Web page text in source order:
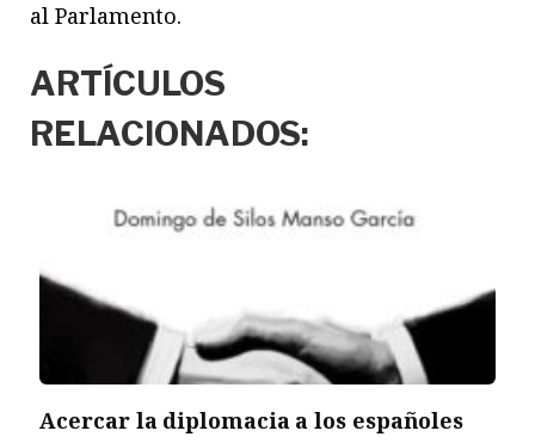
al Parlamento.
ARTÍCULOS
RELACIONADOS:
Acercar la diplomacia a los españoles